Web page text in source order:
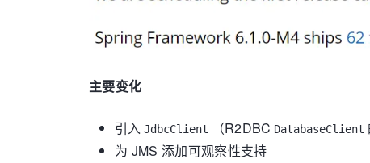
主要变化
引入 JdbcClient （R2DBC DatabaseClient
为 JMS 添加可观察性支持